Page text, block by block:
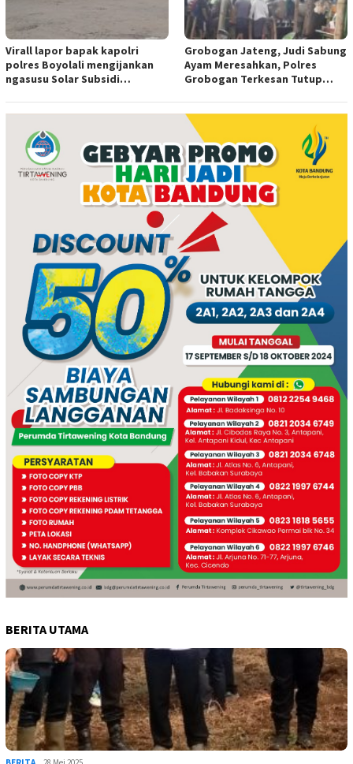
Virall lapor bapak kapolri
polres Boyolali mengijankan
ngasusu Solar Subsidi
Grobogan Jateng, Judi Sabung
Ayam Meresahkan, Polres
Grobogan Terkesan Tutup
BERITA UTAMA